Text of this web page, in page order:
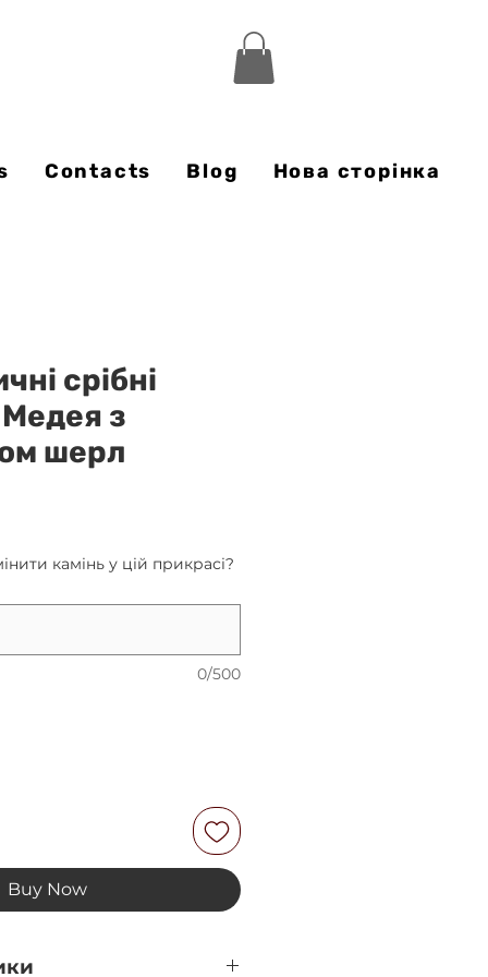
Contacts Blog Нова сторінка
срібні
з
шерл
камінь у цій прикрасі?
0/500
Buy Now